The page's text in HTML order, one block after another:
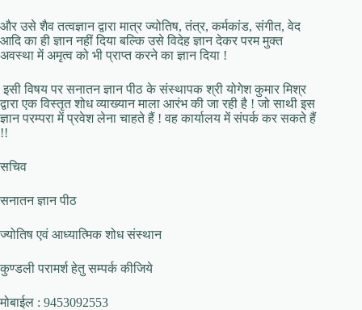
और उसे शैव तत्वज्ञान द्वारा मात्र ज्योतिष, तंत्र, कर्मकांड, संगीत, वेद
आदि का ही ज्ञान नहीं दिया बल्कि उसे विदेह ज्ञान देकर परम मुक्त
अवस्था में अमृत्व को भी प्राप्त करने का ज्ञान दिया !
इसी विषय पर सनातन ज्ञान पीठ के संस्थापक श्री योगेश कुमार मिश्र
द्वारा एक विस्तृत शोध व्याख्यान माला आरंभ की जा रही है ! जो साथी इस
ज्ञान परम्परा में प्रवेश लेना चाहते हैं ! वह कार्यालय में संपर्क कर सकते हैं
!!
सचिव
सनातन ज्ञान पीठ
ज्योतिष एवं आध्यात्मिक शोध संस्थान
कुण्डली परामर्श हेतु सम्पर्क कीजिये
मोबाईल : 9453092553